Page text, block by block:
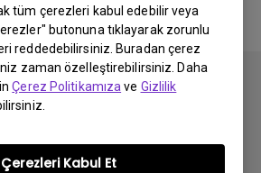
tüm çerezleri kabul edebilir veya
butonuna tıklayarak zorunlu
reddedebilirsiniz. Buradan çerez
zaman özelleştirebilirsiniz. Daha
Çerez Politikamıza ve Gizlilik
Çerezleri Kabul Et